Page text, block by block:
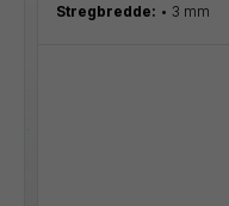
Stregbredde: 3 mm